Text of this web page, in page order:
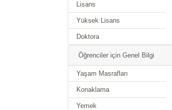
Lisans
Yüksek Lisans
Doktora
Öğrenciler için Genel Bilgi
Yaşam Masrafları
Konaklama
Yemek